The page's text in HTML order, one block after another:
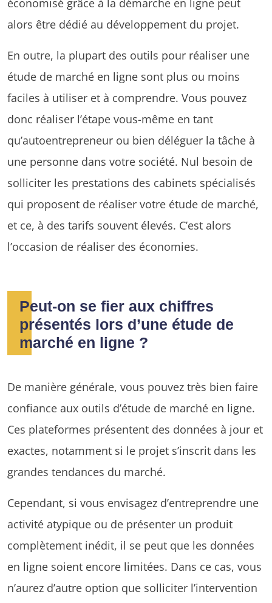
alors être dédié au développement du projet.
En outre, la plupart des outils pour réaliser une
étude de marché en ligne sont plus ou moins
faciles à utiliser et à comprendre. Vous pouvez
donc réaliser l’étape vous-même en tant
qu’autoentrepreneur ou bien déléguer la tâche à
une personne dans votre société. Nul besoin de
solliciter les prestations des cabinets spécialisés
qui proposent de réaliser votre étude de marché,
et ce, à des tarifs souvent élevés. C’est alors
l’occasion de réaliser des économies.
Peut-on se fier aux chiffres
présentés lors d’une étude de
marché en ligne ?
De manière générale, vous pouvez très bien faire
confiance aux outils d’étude de marché en ligne.
Ces plateformes présentent des données à jour et
exactes, notamment si le projet s’inscrit dans les
grandes tendances du marché.
Cependant, si vous envisagez d’entreprendre une
activité atypique ou de présenter un produit
complètement inédit, il se peut que les données
en ligne soient encore limitées. Dans ce cas, vous
n’aurez d’autre option que solliciter l’intervention